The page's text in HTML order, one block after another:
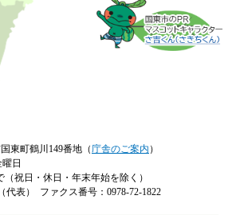
東町鶴川149番地（ 庁舎のご案内 ）
日
（祝日・休日・年末年始を除く）
代表）
ファクス番号：0978-72-1822